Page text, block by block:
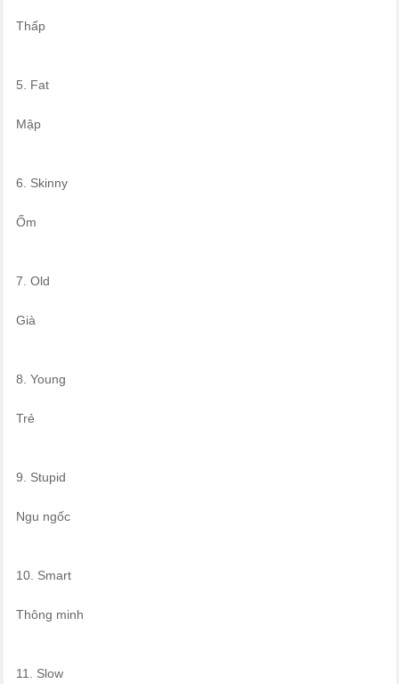
Thấp
5. Fat
Mập
6. Skinny
Ốm
7. Old
Già
8. Young
Trẻ
9. Stupid
Ngu ngốc
10. Smart
Thông minh
11. Slow